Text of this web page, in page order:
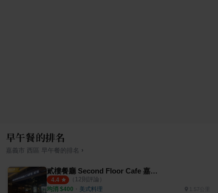
早午餐的排名
嘉義市 西區 早午餐的排名 ›
貳樓餐廳 Second Floor Cafe 嘉義店
4.4 （ 12則評論）
均消 $400 ・ 美式料理 1.57公里